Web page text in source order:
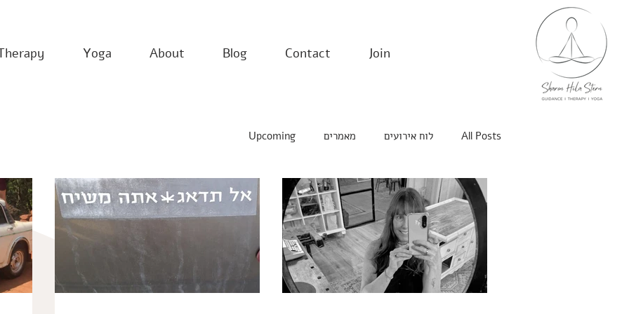
Yoga About Blog Contact Join
All Posts לוח אירועים מאמרים Upcoming